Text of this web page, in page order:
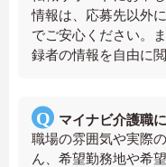
情報は、応募先以外
でご安心ください。
録者の情報を自由に
マイナビ介護職
職場の雰囲気や実際
ん、希望勤務地や希